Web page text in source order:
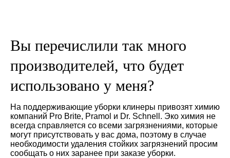
Вы перечислили так много
производителей, что будет
использовано у меня?
На поддерживающие уборки клинеры привозят химию
компаний Pro Brite, Pramol и Dr. Schnell. Эко химия не
всегда справляется со всеми загрязнениями, которые
могут присутствовать у вас дома, поэтому в случае
необходимости удаления стойких загрязнений просим
сообщать о них заранее при заказе уборки.